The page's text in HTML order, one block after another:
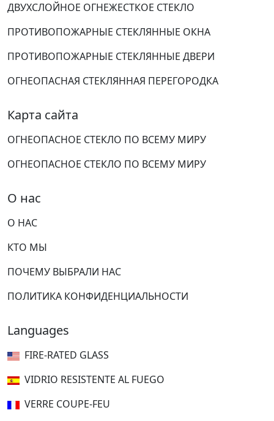
ДВУХСЛОЙНОЕ ОГНЕЖЕСТКОЕ СТЕКЛО
ПРОТИВОПОЖАРНЫЕ СТЕКЛЯННЫЕ ОКНА
ПРОТИВОПОЖАРНЫЕ СТЕКЛЯННЫЕ ДВЕРИ
ОГНЕОПАСНАЯ СТЕКЛЯННАЯ ПЕРЕГОРОДКА
Карта сайта
ОГНЕОПАСНОЕ СТЕКЛО ПО ВСЕМУ МИРУ
ОГНЕОПАСНОЕ СТЕКЛО ПО ВСЕМУ МИРУ
О нас
О НАС
КТО МЫ
ПОЧЕМУ ВЫБРАЛИ НАС
ПОЛИТИКА КОНФИДЕНЦИАЛЬНОСТИ
Languages
FIRE-RATED GLASS
VIDRIO RESISTENTE AL FUEGO
VERRE COUPE-FEU